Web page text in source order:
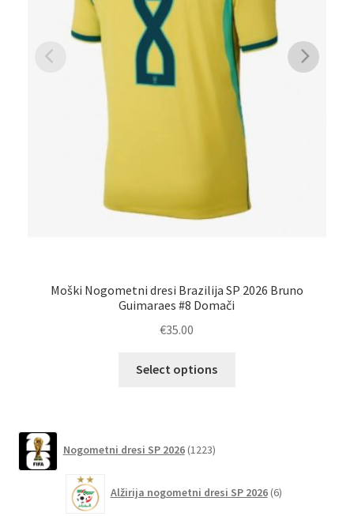
Moški Nogometni dresi Brazilija SP 2026 Bruno
Guimaraes #8 Domači
€35.00
Select options
izberete
Nogometni dresi SP 2026 1223izdelkov
Alžirija nogometni dresi SP 2026 6izdelkov